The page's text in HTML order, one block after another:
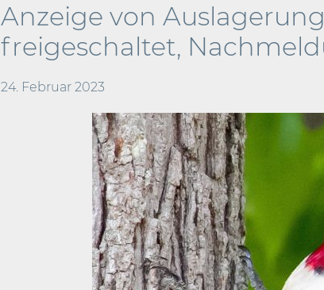
Anzeige von
freigeschaltet,
24. Februar 2023